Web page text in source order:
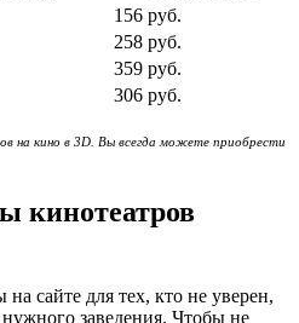
156 руб.
258 руб.
359 руб.
306 руб.
на кино в 3D. Вы всегда можете приобрести
кинотеатров
сайте для тех, кто не уверен,
заведения. Чтобы не